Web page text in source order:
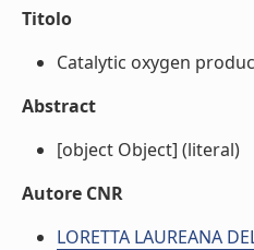
Titolo
Catalytic oxygen
Abstract
[object Object] (literal)
Autore CNR
LORETTA LAUREANA